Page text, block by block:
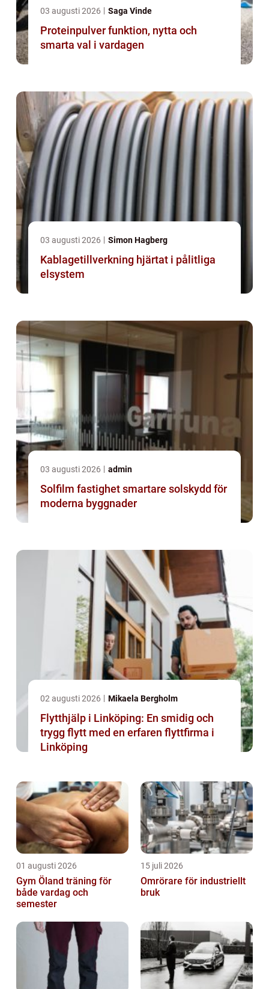
03 augusti 2026 Saga Vinde
Proteinpulver funktion, nytta och
smarta val i vardagen
03 augusti 2026 Simon Hagberg
Kablagetillverkning hjärtat i pålitliga
elsystem
03 augusti 2026 admin
Solfilm fastighet smartare solskydd för
moderna byggnader
02 augusti 2026 Mikaela Bergholm
Flytthjälp i Linköping: En smidig och
trygg flytt med en erfaren flyttfirma i
Linköping
01 augusti 2026
Gym Öland träning för
både vardag och
semester
15 juli 2026
Omrörare för industriellt
bruk